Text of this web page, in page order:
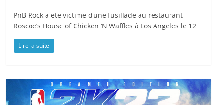
PnB Rock a été victime d’une fusillade au restaurant
Roscoe’s House of Chicken ‘N Waffles à Los Angeles le 12
Lire la suite